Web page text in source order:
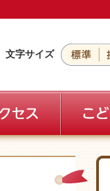
文字サイズ